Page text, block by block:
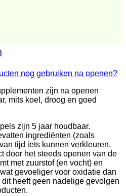
nog gebruiken na openen?
zijn na openen
mits koel, droog en goed
zijn 5 jaar houdbaar.
ingrediënten (zoals
tijd iets kunnen verkleuren.
door het steeds openen van de
met zuurstof (en vocht) en
gevoeliger voor oxidatie dan
heeft geen nadelige gevolgen